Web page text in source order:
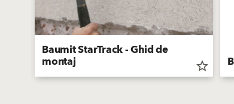
Baumit StarTrack - Ghid de
montaj star_border